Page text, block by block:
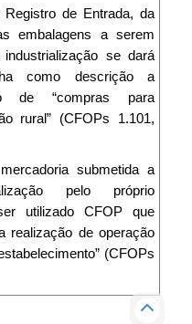
Registro de Entrada, da
embalagens a serem
se dará
como descrição a
de “compras para
rural” (CFOPs 1.101,
submetida a
pelo próprio
utilizado CFOP que
realização de operação
(CFOPs